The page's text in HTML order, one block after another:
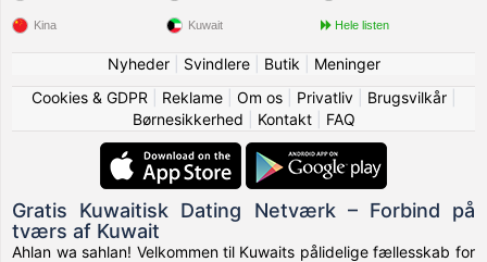
Kina Kuwait Hele listen
Nyheder| Svindlere| Butik
Meninger
Cookies & GDPR
Reklame| Om os| Privatliv| Brugsvilkår|
Børnesikkerhed
Kontakt| FAQ
Gratis Kuwaitisk Dating Netværk – Forbind på
tværs af Kuwait
Ahlan wa sahlan! Velkommen til Kuwaits pålidelige fællesskab for